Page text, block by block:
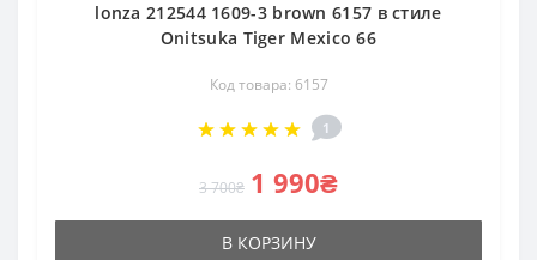
lonza 212544 1609-3 brown 6157 в стиле
Onitsuka Tiger Mexico 66
Код товара: 6157
1
3 700₴ 1 990₴
В КОРЗИНУ